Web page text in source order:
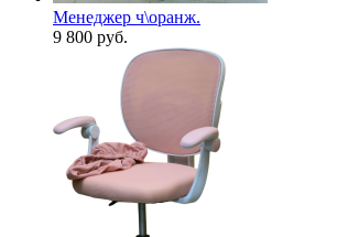
Менеджер ч\оранж.
9 800 руб.